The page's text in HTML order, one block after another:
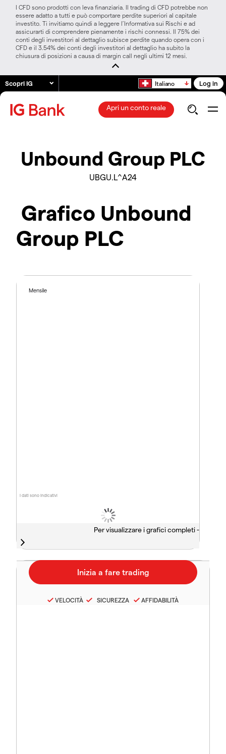
I CFD sono prodotti con leva finanziaria. Il trading di CFD potrebbe non
essere adatto a tutti e può comportare perdite superiori al capitale
investito. Ti invitiamo quindi a leggere l’Informativa sui Rischi e ad
assicurarti di comprendere pienamente i rischi connessi. Il 75% dei
conti degli investitori al dettaglio subisce perdite quando opera con i
CFD e il 3.54% dei conti degli investitori al dettaglio ha subito la
chiusura di posizioni a causa di margin call negli ultimi 12 mesi.
Scopri IG Italiano Log in
Apri un conto reale
Unbound Group PLC
UBGU.L^A24
Grafico Unbound
Group PLC
I dati sono indicativi
Mensile
Per visualizzare i grafici completi -
VELOCITÀ SICUREZZA AFFIDABILITÀ